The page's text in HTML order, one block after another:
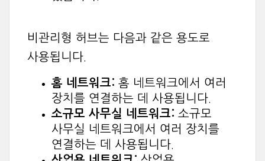
비관리형 허브는 다음과 같은 용도로
사용됩니다.
홈 네트워크: 홈 네트워크에서 여러
장치를 연결하는 데 사용됩니다.
소규모 사무실 네트워크: 소규모
사무실 네트워크에서 여러 장치를
연결하는 데 사용됩니다.